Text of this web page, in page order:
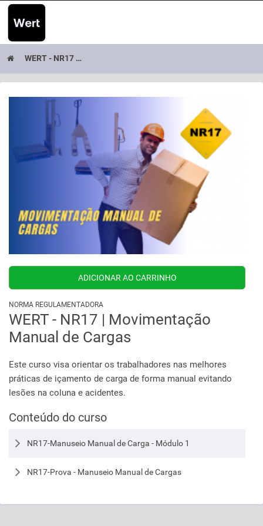
WERT - NR17 | Movimentaçã ..
NORMA REGULAMENTADORA
WERT - NR17 | Movimentação
Manual de Cargas
Este curso visa orientar os trabalhadores nas melhores
práticas de içamento de carga de forma manual evitando
lesões na coluna e acidentes.
Conteúdo do curso
NR17-Manuseio Manual de Carga - Módulo 1
NR17-Prova - Manuseio Manual de Cargas